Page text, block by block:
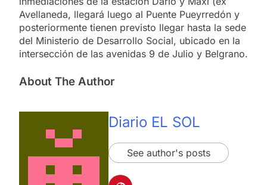
Avellaneda, llegará luego al Puente Pueyrredón y
posteriormente tienen previsto llegar hasta la sede
del Ministerio de Desarrollo Social, ubicado en la
intersección de las avenidas 9 de Julio y Belgrano.
About The Author
Diario EL SOL
See author's posts